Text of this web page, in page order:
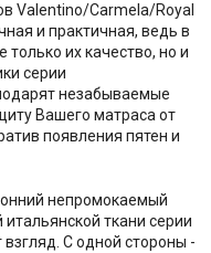
Valentino/Carmela/Royal
и практичная, ведь в
их качество, но и
серии
незабываемые
Вашего матраса от
появления пятен и
непромокаемый
ткани серии
С одной стороны -